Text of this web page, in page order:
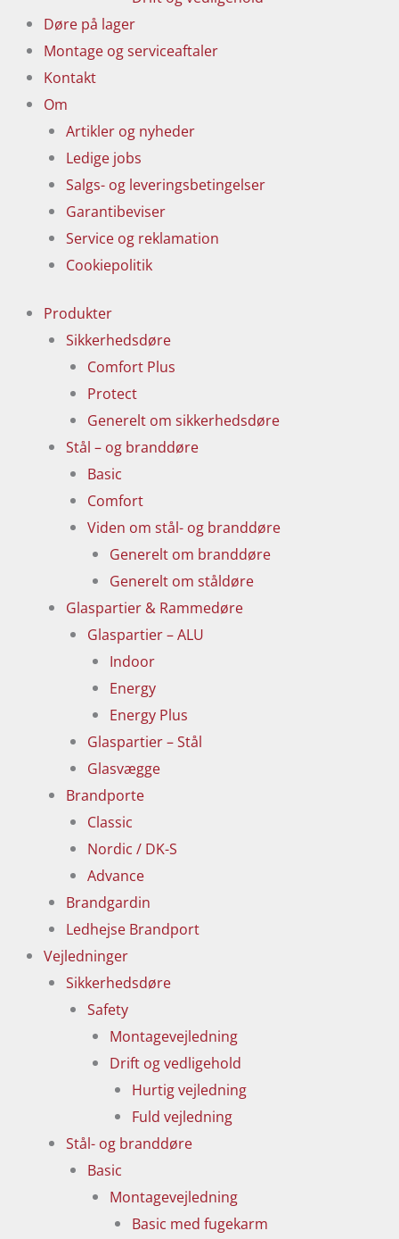
Døre på lager
Montage og serviceaftaler
Kontakt
Om
Artikler og nyheder
Ledige jobs
Salgs- og leveringsbetingelser
Garantibeviser
Service og reklamation
Cookiepolitik
Produkter
Sikkerhedsdøre
Comfort Plus
Protect
Generelt om sikkerhedsdøre
Stål – og branddøre
Basic
Comfort
Viden om stål- og branddøre
Generelt om branddøre
Generelt om ståldøre
Glaspartier & Rammedøre
Glaspartier – ALU
Indoor
Energy
Energy Plus
Glaspartier – Stål
Glasvægge
Brandporte
Classic
Nordic / DK-S
Advance
Brandgardin
Ledhejse Brandport
Vejledninger
Sikkerhedsdøre
Safety
Montagevejledning
Drift og vedligehold
Hurtig vejledning
Fuld vejledning
Stål- og branddøre
Basic
Montagevejledning
Basic med fugekarm